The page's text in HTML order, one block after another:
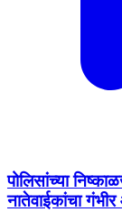
पोलिसांच्या
नातेवाईकांचा